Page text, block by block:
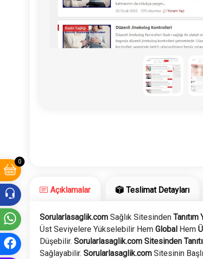
0
Açıklamalar Teslimat Detayları
Sorularlasaglik.com Sağlık SitesindenTanıtım
Üst Seviyelere Yükselebilir HemGlobal Hem
Düşebilir.Sorularlasaglik.com Sitesinden
Sağlayabilir.Sorularlasaglik.com Sitesinin